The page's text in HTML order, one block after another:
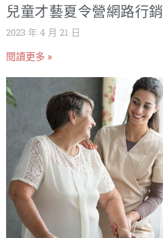
兒童才藝夏令營網路行
2023 年 4 月 21 日
閱讀更多 »